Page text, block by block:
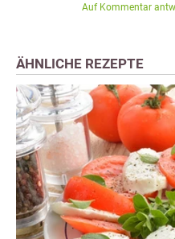
Auf Kommentar
ÄHNLICHE REZEPTE